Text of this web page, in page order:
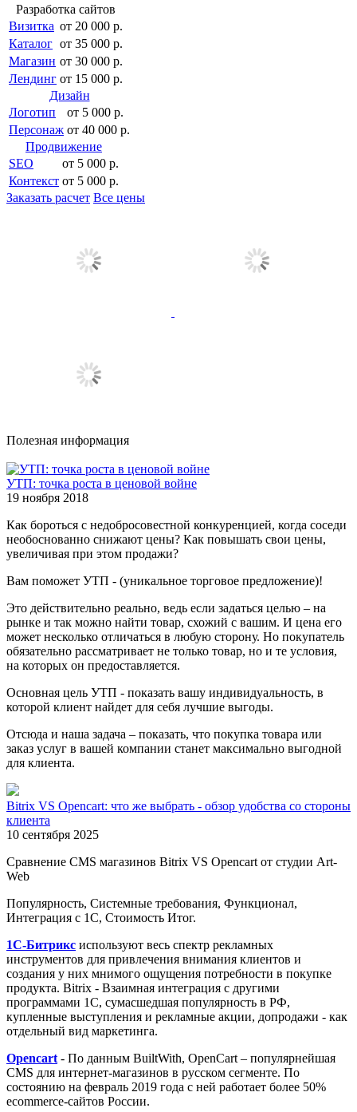
Разработка сайтов
Визитка от 20 000 р.
Каталог от 35 000 р.
Магазин от 30 000 р.
Лендинг от 15 000 р.
Дизайн
Логотип
от 5 000 р.
Персонаж от 40 000 р.
Продвижение
SEO
от 5 000 р.
Контекст от 5 000 р.
Заказать расчет Все цены
Полезная информация
УТП: точка роста в ценовой войне
19 ноября 2018
Как бороться с недобросовестной конкуренцией, когда соседи
необоснованно снижают цены? Как повышать свои цены,
увеличивая при этом продажи?
Вам поможет УТП - (уникальное торговое предложение)!
Это действительно реально, ведь если задаться целью – на
рынке и так можно найти товар, схожий с вашим. И цена его
может несколько отличаться в любую сторону. Но покупатель
обязательно рассматривает не только товар, но и те условия,
на которых он предоставляется.
Основная цель УТП - показать вашу индивидуальность, в
которой клиент найдет для себя лучшие выгоды.
Отсюда и наша задача – показать, что покупка товара или
заказ услуг в вашей компании станет максимально выгодной
для клиента.
Bitrix VS Opencart: что же выбрать - обзор удобства со стороны
клиента
10 сентября 2025
Сравнение CMS магазинов Bitrix VS Opencart от студии Art-
Web
Популярность, Системные требования, Функционал,
Интеграция с 1С, Стоимость Итог.
1С-Битрикс используют весь спектр рекламных
инструментов для привлечения внимания клиентов и
создания у них мнимого ощущения потребности в покупке
продукта. Bitrix - Взаимная интеграция с другими
программами 1С, сумасшедшая популярность в РФ,
купленные выступления и рекламные акции, допродажи - как
отдельный вид маркетинга.
Opencart - По данным BuiltWith, OpenCart – популярнейшая
CMS для интернет-магазинов в русском сегменте. По
состоянию на февраль 2019 года с ней работает более 50%
ecommerce-сайтов России.